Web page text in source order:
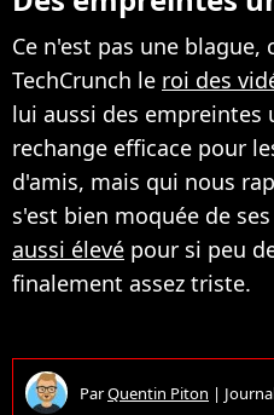
Ce n'est pas une blague,
TechCrunch le roi des
lui aussi des empreintes
rechange efficace pour
d'amis, mais qui nous
s'est bien moquée de
aussi élevé pour si peu
finalement assez triste.
ParQuentin Piton |